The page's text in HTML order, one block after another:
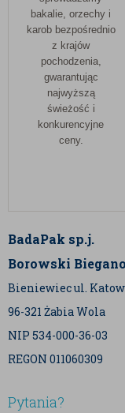
bakalie, orzechy i
karob bezpośrednio
z krajów
pochodzenia,
gwarantując
najwyższą
świeżość i
konkurencyjne
ceny.
BadaPak sp.j.
Borowski
Bieniewiec ul.
96-321 Żabia Wola
NIP 534-000-36-03
REGON 011060309
Pytania?